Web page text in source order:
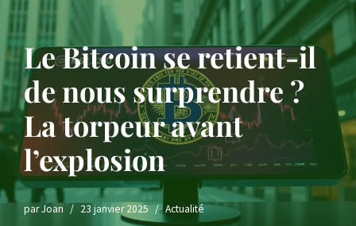
Le Bitcoin se retient-il
de nous surprendre ?
La torpeur avant
l’explosion
parJoan 23 janvier 2025 Actualité